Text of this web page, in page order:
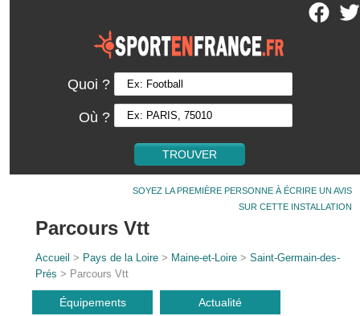
Quoi ?
Où ?
SOYEZ LA PREMIÈRE PERSONNE À ÉCRIRE UN AVIS
SUR CETTE INSTALLATION
Parcours Vtt
Accueil > Pays de la Loire > Maine-et-Loire >Saint-Germain-des-
Prés > Parcours Vtt
Équipements Actualité